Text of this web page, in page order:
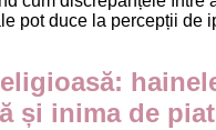
pot duce la percepții de
și inima de